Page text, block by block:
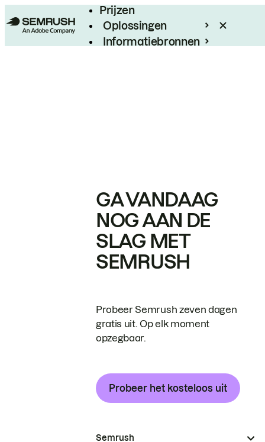
Prijzen
Oplossingen
Informatiebronnen
GA VANDAAG
NOG AAN DE
SLAG MET
SEMRUSH
Probeer Semrush zeven dagen
gratis uit. Op elk moment
opzegbaar.
Probeer het kosteloos uit
Semrush